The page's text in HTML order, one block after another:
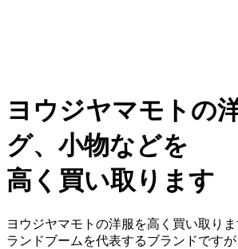
ヨウジヤマモトの
グ、小物などを
高く買い取ります
ヨウジヤマモトの洋服を高く買い取り
ランドブームを代表するブランドです